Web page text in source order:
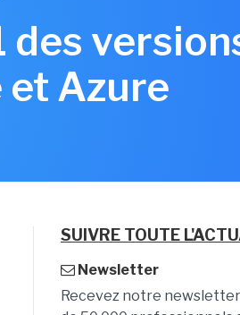
des
et Azure
SUIVRE TOUTE
Newsletter
Recevez notre